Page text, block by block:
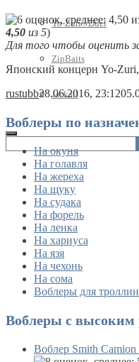
Yo-Zuri / Duel
ZipBaits
Jackall
4,50 из 5)
Для того чтобы оценить
Японский концерн Yo-
rustubb28.06.2016, 23:12
Воблеры по
На окуня
На голавля
На жереха
На щуку
На судака
На форель
На ленка
На хариуса
На язя
На чехонь
На сома
Воблеры для
Воблеры с высоким
Воблер Smith